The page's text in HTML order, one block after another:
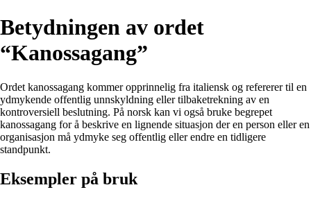
Betydningen av ordet
“Kanossagang”
Ordet kanossagang kommer opprinnelig fra italiensk og refererer til en
ydmykende offentlig unnskyldning eller tilbaketrekning av en
kontroversiell beslutning. På norsk kan vi også bruke begrepet
kanossagang for å beskrive en lignende situasjon der en person eller en
organisasjon må ydmyke seg offentlig eller endre en tidligere
standpunkt.
Eksempler på bruk